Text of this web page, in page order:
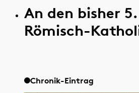
An den bisher
Römisch-
Chronik-Eintrag